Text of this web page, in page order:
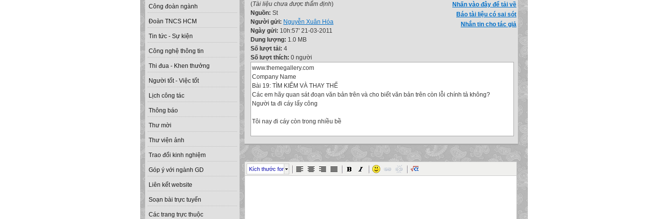
Công đoàn ngành
Đoàn TNCS HCM
Tin tức - Sự kiện
Công nghệ thông tin
Thi đua - Khen thưởng
Người tốt - Việc tốt
Lịch công tác
Thông báo
Thư mời
Thư viện ảnh
Trao đổi kinh nghiệm
Góp ý với ngành GD
Liên kết website
Soạn bài trực tuyến
Các trang trực thuộc
Nhấn vào đây để tải về
Báo tài liệu có sai sót
Nhắn tin cho tác giả
(Tài liệu chưa được thẩm định)
Nguồn: St
Người gửi: Nguyễn Xuân Hóa
Ngày gửi: 10h:57' 21-03-2011
Dung lượng: 1.0 MB
Số lượt tải: 4
Số lượt thích: 0 người
www.themegallery.com
Company Name
Bài 19: TÌM KIẾM VÀ THAY THẾ
Các em hãy quan sát đoạn văn bản trên và cho biết văn bản trên còn lỗi chính tả không?
Người ta đi cáy lấy công
Tôi nay đi cáy còn trong nhiều bề
Trong mưa, trong nắng, trong ngày, trong đêm.
www.themegallery.com
Company Name
Kích thước font